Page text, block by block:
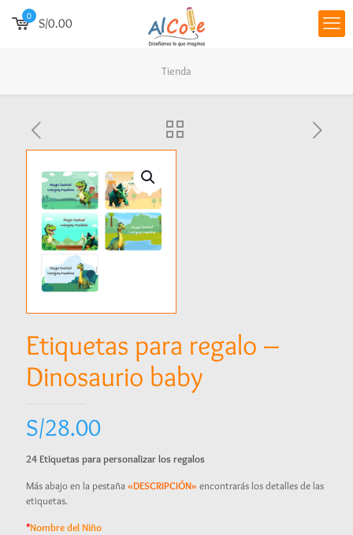
0 S/0.00
Tienda
Etiquetas para regalo –
Dinosaurio baby
S/28.00
24 Etiquetas para personalizar los regalos
Más abajo en la pestaña «DESCRIPCIÓN» encontrarás los detalles de las
etiquetas.
*Nombre del Niño